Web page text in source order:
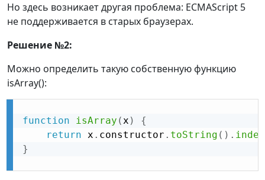
Но здесь возникает другая проблема: ECMAScript 5
не поддерживается в старых браузерах.
Решение №2:
Можно определить такую собственную функцию
isArray():
function isArray (x )
{
return x . constructor . toString ( ) .
}